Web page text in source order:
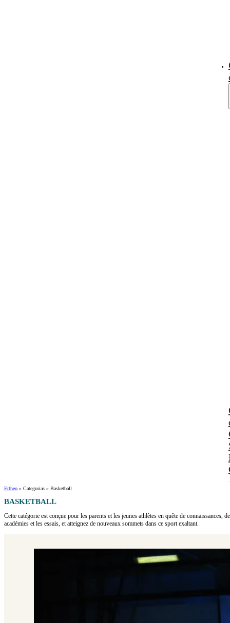
Ertheo » Categorias » Basketball
BASKETBALL
Cette catégorie est conçue pour les parents et les jeunes athlètes en quête de
académies et les essais, et atteignez de nouveaux sommets dans ce sport exaltant.